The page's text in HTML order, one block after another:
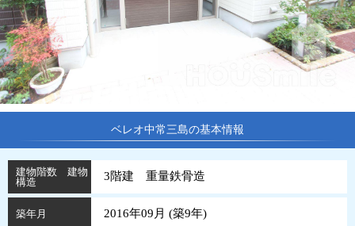
ベレオ中常三島の基本情報
建物階数 建物
構造
3階建 重量鉄骨造
築年月 2016年09月 (築9年)